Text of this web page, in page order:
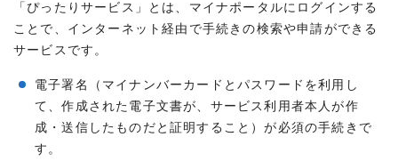
「ぴったりサービス」とは、マイナポータルにログインする
ことで、インターネット経由で手続きの検索や申請ができる
サービスです。
電子署名（マイナンバーカードとパスワードを利用し
て、作成された電子文書が、サービス利用者本人が作
成・送信したものだと証明すること）が必須の手続きで
す。